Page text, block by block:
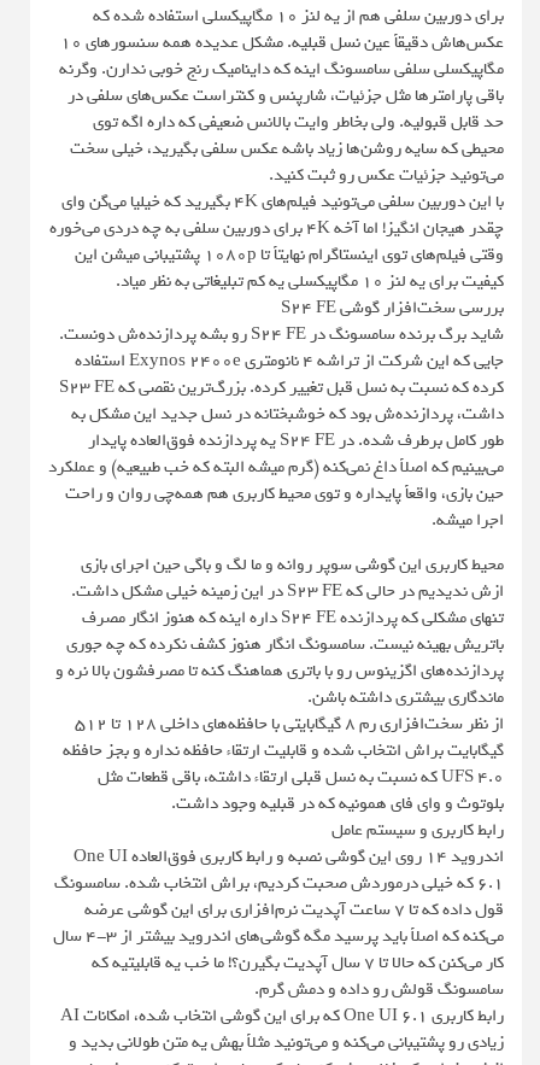
برای دوربین سلفی هم از یه لنز 10 مگاپیکسلی استفاده شده که
عکس‌هاش دقیقاً عین نسل قبلیه. مشکل عدیده همه سنسورهای 10
مگاپیکسلی سلفی سامسونگ اینه که داینامیک رنج خوبی ندارن. وگرنه
باقی پارامترها مثل جزئیات، شارپنس و کنتراست عکس‌های سلفی در
حد قابل قبولیه. ولی بخاطر وایت بالانس ضعیفی که داره اگه توی
محیطی که سایه روشن‌ها زیاد باشه عکس سلفی بگیرید، خیلی سخت
می‌تونید جزئیات عکس رو ثبت کنید.
با این دوربین سلفی می‌تونید فیلم‌های 4K بگیرید که خیلیا می‌گن وای
چقدر هیجان انگیز! اما آخه 4K برای دوربین سلفی به چه دردی می‌خوره
وقتی فیلم‌های توی اینستاگرام نهایتاً تا 1080p پشتیبانی میشن این
کیفیت برای یه لنز 10 مگاپیکسلی یه کم تبلیغاتی به نظر میاد.
بررسی سخت‌افزار گوشی S24 FE
شاید برگ برنده سامسونگ در S24 FE رو بشه پردازنده‌ش دونست.
جایی که این شرکت از تراشه 4 نانومتری Exynos 2400e استفاده
کرده که نسبت به نسل قبل تغییر کرده. بزرگ‌ترین نقصی که S23 FE
داشت، پردازنده‌ش بود که خوشبختانه در نسل جدید این مشکل به
طور کامل برطرف شده. در S24 FE یه پردازنده فوق‌العاده پایدار
می‌بینیم که اصلاً داغ نمی‌کنه (گرم میشه البته که خب طبیعیه) و عملکرد
حین بازی، واقعاً پایداره و توی محیط کاربری هم همه‌چی روان و راحت
اجرا میشه.
محیط کاربری این گوشی سوپر روانه و ما لگ و باگی حین اجرای بازی
ازش ندیدیم در حالی که S23 FE در این زمینه خیلی مشکل داشت.
تنهای مشکلی که پردازنده S24 FE داره اینه که هنوز انگار مصرف
باتریش بهینه نیست. سامسونگ انگار هنوز کشف نکرده که چه جوری
پردازنده‌های اگزینوس رو با باتری هماهنگ کنه تا مصرفشون بالا نره و
ماندگاری بیشتری داشته باشن.
از نظر سخت‌افزاری رم 8 گیگابایتی با حافظه‌های داخلی 128 تا 512
گیگابایت براش انتخاب شده و قابلیت ارتقاء حافظه نداره و بجز حافظه
UFS 4.0 که نسبت به نسل قبلی ارتقاء داشته، باقی قطعات مثل
بلوتوث و وای فای همونیه که در قبلیه وجود داشت.
رابط کاربری و سیستم عامل
اندروید 14 روی این گوشی نصبه و رابط کاربری فوق‌العاده One UI
6.1 که خیلی درموردش صحبت کردیم، براش انتخاب شده. سامسونگ
قول داده که تا 7 ساعت آپدیت نرم‌افزاری برای این گوشی عرضه
می‌کنه که اصلاً باید پرسید مگه گوشی‌های اندروید بیشتر از 3-4 سال
کار می‌کنن که حالا تا 7 سال آپدیت بگیرن؟! ما خب یه قابلیتیه که
سامسونگ قولش رو داده و دمش گرم.
رابط کاربری One UI 6.1 که برای این گوشی انتخاب شده، امکانات AI
زیادی رو پشتیبانی می‌کنه و می‌تونید مثلاً بهش یه متن طولانی بدید و